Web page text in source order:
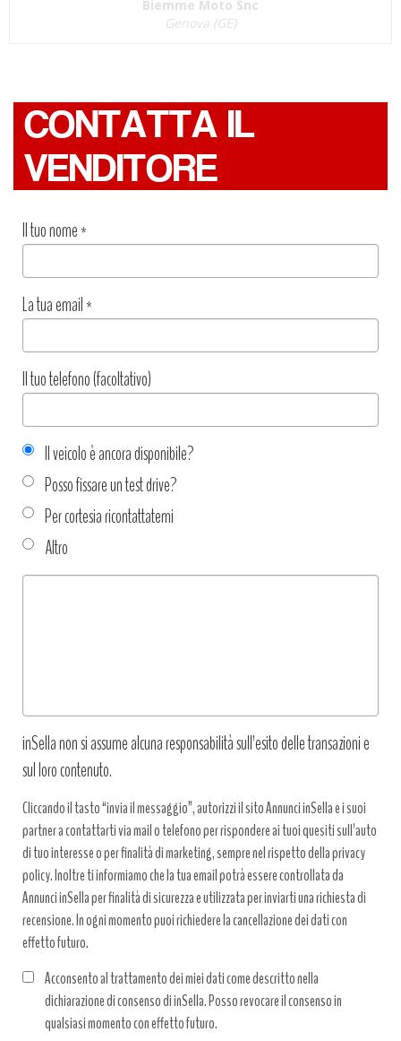
Biemme Moto Snc
Genova (GE)
CONTATTA IL
VENDITORE
Il tuo nome*
La tua email*
Il tuo telefono (facoltativo)
Il veicolo è ancora disponibile?
Posso fissare un test drive?
Per cortesia ricontattatemi
Altro
Tipo
inSella non si assume alcuna responsabilità sull’esito delle transazioni e
sul loro contenuto.
Cliccando il tasto “invia il messaggio”, autorizzi il sito Annunci inSella e i suoi
partner a contattarti via mail o telefono per rispondere ai tuoi quesiti sull’auto
di tuo interesse o per finalità di marketing, sempre nel rispetto della privacy
policy. Inoltre ti informiamo che la tua email potrà essere controllata da
Annunci inSella per finalità di sicurezza e utilizzata per inviarti una richiesta di
recensione. In ogni momento puoi richiedere la cancellazione dei dati con
effetto futuro.
Acconsento al trattamento dei miei dati come descritto nella
dichiarazione di consenso di inSella. Posso revocare il consenso in
qualsiasi momento con effetto futuro.